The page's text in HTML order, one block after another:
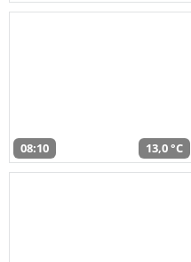
08:10 13,0 °C